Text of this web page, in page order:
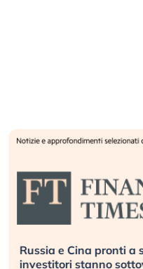
Russia e Cina pronti a
investitori stanno